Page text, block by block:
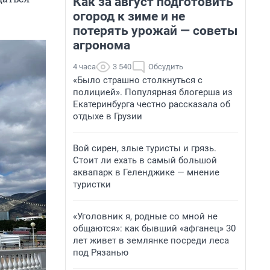
огород к зиме и не
потерять урожай — советы
агронома
4 часа 3 540 Обсудить
«Было страшно столкнуться с
полицией». Популярная блогерша из
Екатеринбурга честно рассказала об
отдыхе в Грузии
Вой сирен, злые туристы и грязь.
Стоит ли ехать в самый большой
аквапарк в Геленджике — мнение
туристки
«Уголовник я, родные со мной не
общаются»: как бывший «афганец» 30
лет живет в землянке посреди леса
под Рязанью